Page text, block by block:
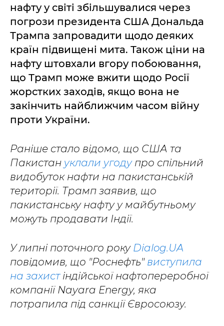
нафту у світі збільшувалися через
погрози президента США Дональда
Трампа запровадити щодо деяких
країн підвищені мита. Також ціни на
нафту штовхали вгору побоювання,
що Трамп може вжити щодо Росії
жорстких заходів, якщо вона не
закінчить найближчим часом війну
проти України.
Раніше стало відомо, що США та
Пакистан уклали угодупро спільний
видобуток нафти на пакистанській
території. Трамп заявив, що
пакистанську нафту у майбутньому
можуть продавати Індії.
У липні поточного року Dialog.UA
повідомив, що "Роснефть" виступила
на захист індійської нафтопереробної
компанії Nayara Energy, яка
потрапила під санкції Євросоюзу.